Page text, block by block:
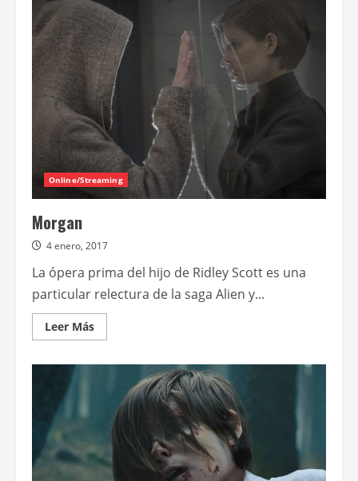
de
Twin
Peaks:
Partes
16,
17
18
(final
de
temporada)
Online/Streaming
Morgan
4 enero, 2017
La ópera prima del hijo de Ridley Scott es una
particular relectura de la saga Alien y...
Leer MásLeer
más